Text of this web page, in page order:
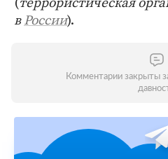
вРоссии).
Комментарии закрыты